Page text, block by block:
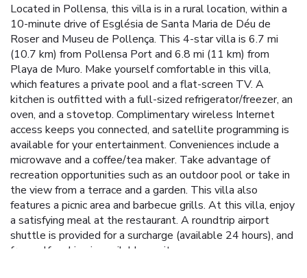
Located in Pollensa, this villa is in a rural location, within a
10-minute drive of Església de Santa Maria de Déu de
Roser and Museu de Pollença. This 4-star villa is 6.7 mi
(10.7 km) from Pollensa Port and 6.8 mi (11 km) from
Playa de Muro. Make yourself comfortable in this villa,
which features a private pool and a flat-screen TV. A
kitchen is outfitted with a full-sized refrigerator/freezer, an
oven, and a stovetop. Complimentary wireless Internet
access keeps you connected, and satellite programming is
available for your entertainment. Conveniences include a
microwave and a coffee/tea maker. Take advantage of
recreation opportunities such as an outdoor pool or take in
the view from a terrace and a garden. This villa also
features a picnic area and barbecue grills. At this villa, enjoy
a satisfying meal at the restaurant. A roundtrip airport
shuttle is provided for a surcharge (available 24 hours), and
free self parking is available onsite.